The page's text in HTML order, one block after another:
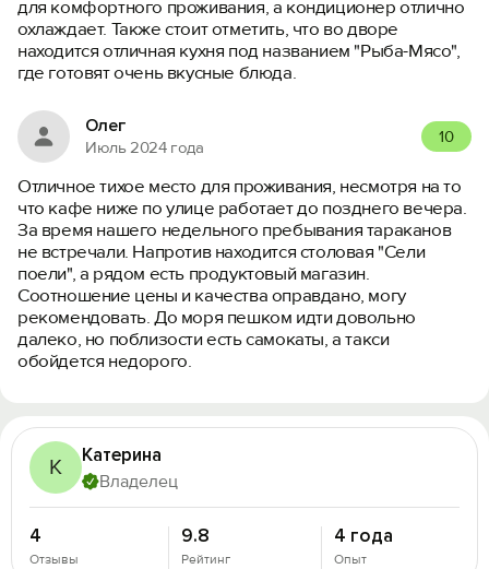
для комфортного проживания, а кондиционер отлично
охлаждает. Также стоит отметить, что во дворе
находится отличная кухня под названием "Рыба-Мясо",
где готовят очень вкусные блюда.
Олег
Июль 2024 года
10
Отличное тихое место для проживания, несмотря на то
что кафе ниже по улице работает до позднего вечера.
За время нашего недельного пребывания тараканов
не встречали. Напротив находится столовая "Сели
поели", а рядом есть продуктовый магазин.
Соотношение цены и качества оправдано, могу
рекомендовать. До моря пешком идти довольно
далеко, но поблизости есть самокаты, а такси
обойдется недорого.
К Катерина
Владелец
4
Отзывы
9.8
Рейтинг
4 года
Опыт